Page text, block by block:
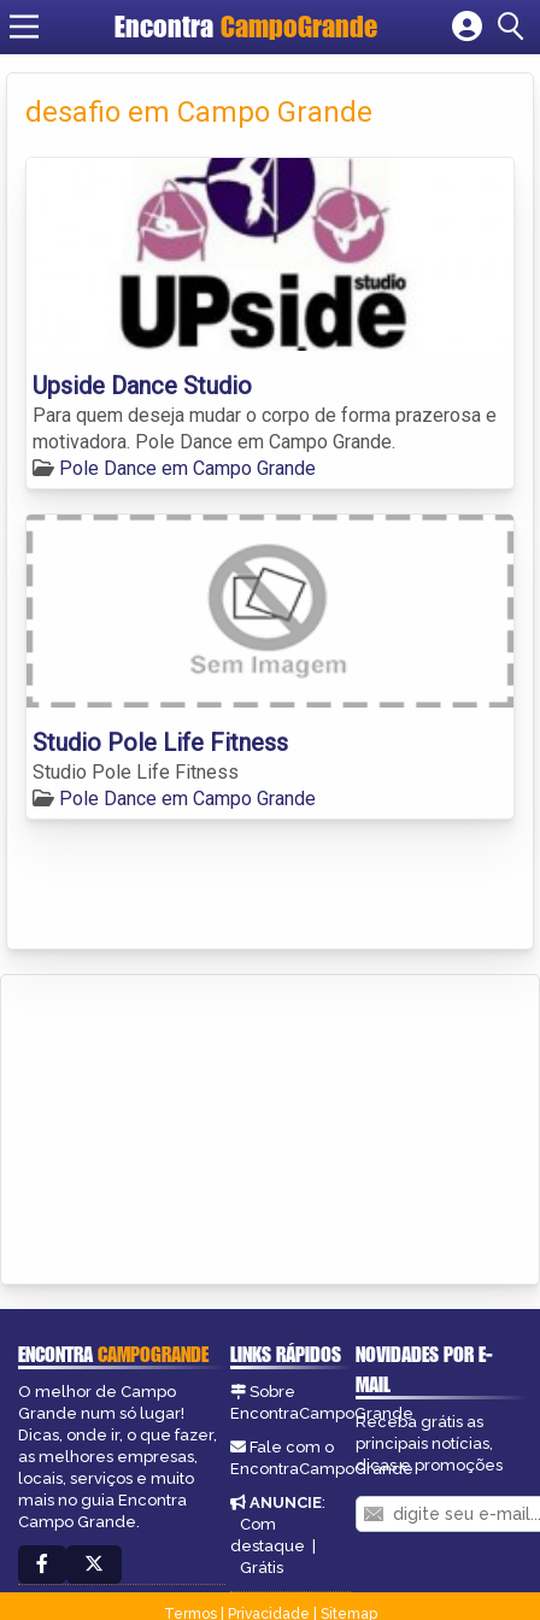
Encontra CampoGrande
Cadastrar empresa
Criar conta
desafio em Campo Grande
Upside Dance Studio
Para quem deseja mudar o corpo de forma prazerosa e
motivadora. Pole Dance em Campo Grande.
Pole Dance em Campo Grande
Studio Pole Life Fitness
Studio Pole Life Fitness
Pole Dance em Campo Grande
ENCONTRACAMPOGRANDE
O melhor de Campo
Grande num só lugar!
Dicas, onde ir, o que fazer,
as melhores empresas,
locais, serviços e muito
mais no guia Encontra
Campo Grande.
LINKS RÁPIDOS
Sobre
EncontraCampoGrande
Fale com o
EncontraCampoGrande
ANUNCIE:
Com
destaque |
Grátis
NOVIDADES POR E-
MAIL
Receba grátis as
principais notícias,
dicas e promoções
Termos| Privacidade
Sitemap